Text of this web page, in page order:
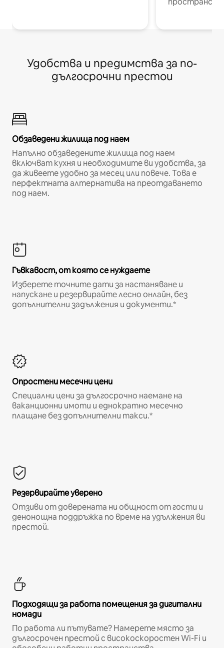
Удобства и предимства за по-
дългосрочни престои
Обзаведени жилища под наем
Напълно обзаведените жилища под наем
включват кухня и необходимите ви удобства, за
да живеете удобно за месец или повече. Това е
перфектната алтернатива на преотдаването
под наем.
Гъвкавост, от която се нуждаете
Изберете точните дати за настаняване и
напускане и резервирайте лесно онлайн, без
допълнителни задължения и документи.*
Опростени месечни цени
Специални цени за дългосрочно наемане на
ваканционни имоти и еднократно месечно
плащане без допълнителни такси.*
Резервирайте уверено
Отзиви от доверената ни общност от гости и
денонощна поддръжка по време на удължения ви
престой.
Подходящи за работа помещения за дигитални
номади
По работа ли пътувате? Намерете място за
дългосрочен престой с високоскоростен Wi-Fi и